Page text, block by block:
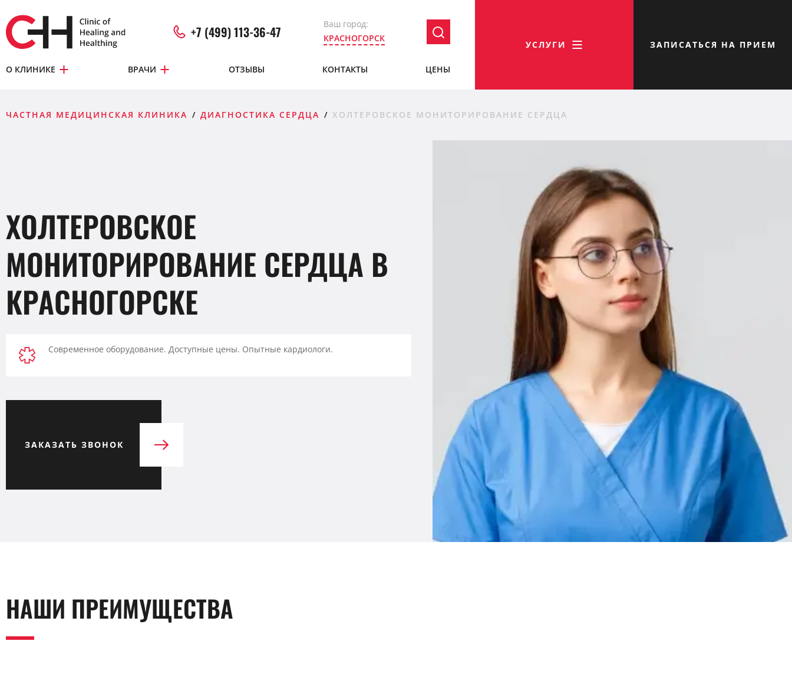
+7 (499) 113-36-47
Ваш город:
КРАСНОГОРСК
О КЛИНИКЕ ВРАЧИ ОТЗЫВЫ КОНТАКТЫ ЦЕНЫ
УСЛУГИ ЗАПИСАТЬСЯ НА ПРИЕМ
ЧАСТНАЯ МЕДИЦИНСКАЯ КЛИНИКА ДИАГНОСТИКА СЕРДЦА ХОЛТЕРОВСКОЕ МОНИТОРИРОВАНИЕ СЕРДЦА
ХОЛТЕРОВСКОЕ
МОНИТОРИРОВАНИЕ СЕРДЦА В
КРАСНОГОРСКЕ
Современное оборудование. Доступные цены. Опытные кардиологи.
ЗАКАЗАТЬ ЗВОНОК
НАШИ ПРЕИМУЩЕСТВА